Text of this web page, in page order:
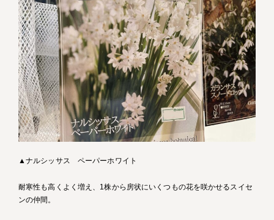
▲ナルシッサス ペーパーホワイト
耐寒性も高くよく増え、1株から房状にいくつもの花を咲かせるスイセ
ンの仲間。